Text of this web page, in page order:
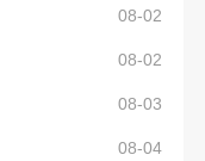
08-02
08-02
08-03
08-04